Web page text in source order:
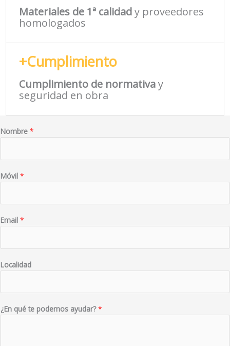
Materiales de 1ª calidady proveedores
homologados
+Cumplimiento
Cumplimiento de normativay
seguridad en obra
Nombre *
Móvil *
Email *
Localidad
¿En qué te podemos ayudar?*